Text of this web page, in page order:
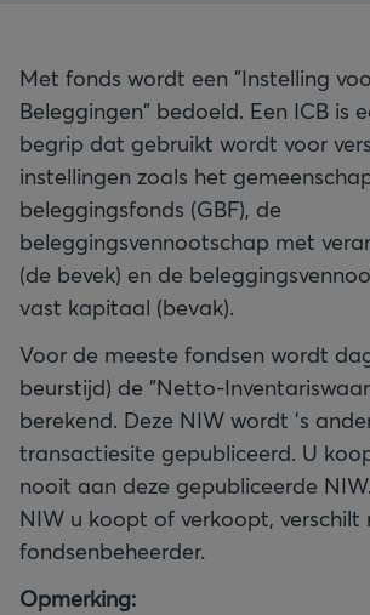
Met fonds wordt een "Instelling
Beleggingen" bedoeld. Een ICB is
begrip dat gebruikt wordt voor
instellingen zoals het
beleggingsfonds (GBF), de
beleggingsvennootschap met
(de bevek) en de
vast kapitaal (bevak).
Voor de meeste fondsen wordt
beurstijd) de "Netto-
berekend. Deze NIW wordt 's
transactiesite gepubliceerd. U
nooit aan deze gepubliceerde
NIW u koopt of verkoopt, verschilt
Opmerking: